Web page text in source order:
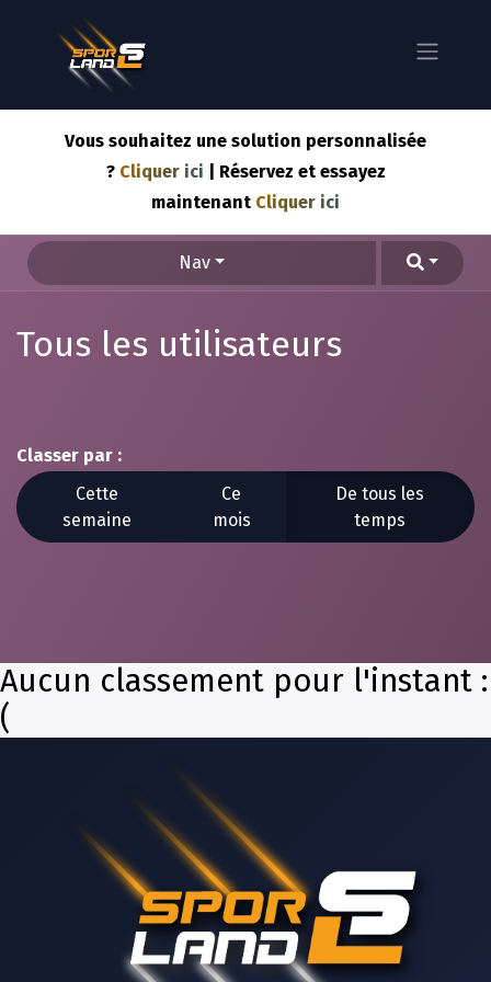
Vous souhaitez une solution personnalisée
? Cliquer ici | Réservez et essayez
maintenant Cliquer ici
Nav
Tous les utilisateurs
Classer par :
Cette
semaine
Ce
mois
De tous les
temps
Aucun classement pour l'instant :
(